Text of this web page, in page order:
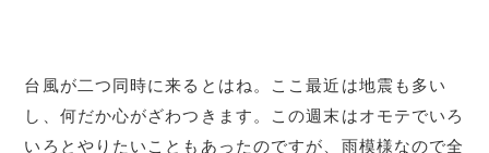
台風が二つ同時に来るとはね。ここ最近は地震も多い
し、何だか心がざわつきます。この週末はオモテでいろ
いろとやりたいこともあったのですが、雨模様なので全